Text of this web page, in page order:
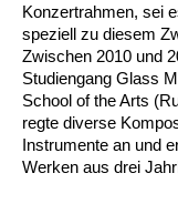
Konzertrahmen, sei
speziell zu diesem
Zwischen 2010 und
Studiengang Glass
School of the Arts
regte diverse
Instrumente an und
Werken aus drei